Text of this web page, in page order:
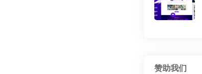
赞助我们